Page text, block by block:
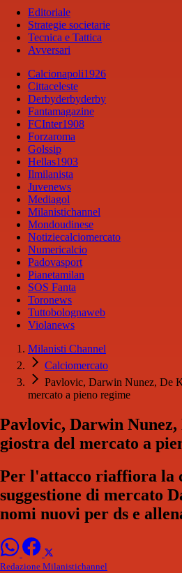
Editoriale
Strategie societarie
Tecnica e Tattica
Avversari
Calcionapoli1926
Cittaceleste
Derbyderbyderby
Fantamagazine
FCInter1908
Forzaroma
Golssip
Hellas1903
Ilmilanista
Juvenews
Mediagol
Milanistichannel
Mondoudinese
Notiziecalciomercato
Numericalcio
Padovasport
Pianetamilan
SOS Fanta
Toronews
Tuttobolognaweb
Violanews
Milanisti Channel
Calciomercato
Pavlovic, Darwin Nunez, De
mercato a pieno regime
Pavlovic, Darwin
giostra del mercato a
Per l'attacco riaffiora la
suggestione di mercato
nomi nuovi per ds e
Redazione Milanistichannel